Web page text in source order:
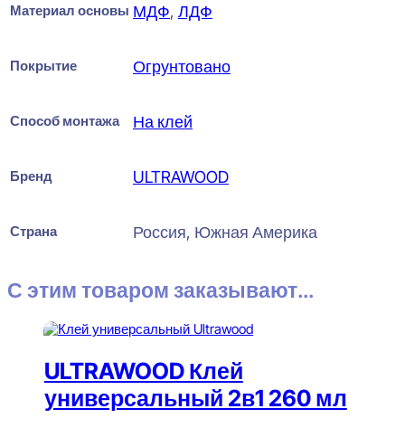
Материал основы МДФ, ЛДФ
Покрытие Огрунтовано
Способ монтажа На клей
Бренд ULTRAWOOD
Страна Россия, Южная Америка
С этим товаром заказывают...
ULTRAWOOD Клей
универсальный 2в1 260 мл